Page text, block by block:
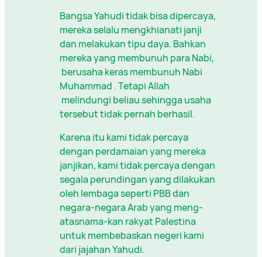
Bangsa Yahudi tidak bisa dipercaya,
mereka selalu mengkhianati janji
dan melakukan tipu daya. Bahkan
mereka yang membunuh para Nabi,
berusaha keras membunuh Nabi
Muhammad . Tetapi Allah
melindungi beliau sehingga usaha
tersebut tidak pernah berhasil.
Karena itu kami tidak percaya
dengan perdamaian yang mereka
janjikan, kami tidak percaya dengan
segala perundingan yang dilakukan
oleh lembaga seperti PBB dan
negara-negara Arab yang meng-
atasnama-kan rakyat Palestina
untuk membebaskan negeri kami
dari jajahan Yahudi.